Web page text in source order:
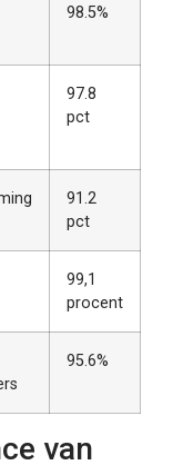
98.5%
97.8
pct
91.2
pct
99,1
procent
95.6%
van